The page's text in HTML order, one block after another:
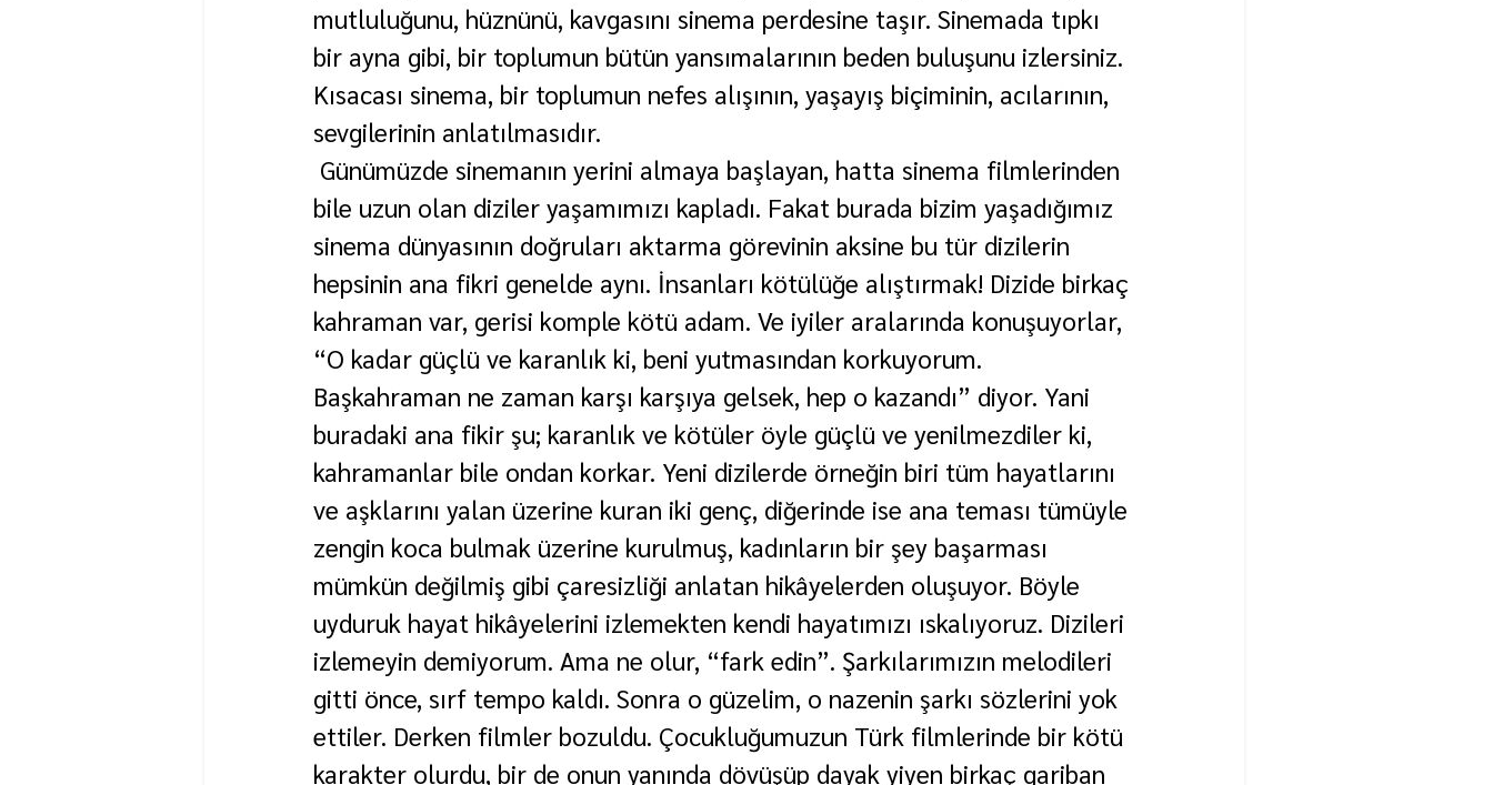
mutluluğunu, hüznünü, kavgasını sinema perdesine taşır. Sinemada tıpkı
bir ayna gibi, bir toplumun bütün yansımalarının beden buluşunu izlersiniz.
Kısacası sinema, bir toplumun nefes alışının, yaşayış biçiminin, acılarının,
sevgilerinin anlatılmasıdır.
Günümüzde sinemanın yerini almaya başlayan, hatta sinema filmlerinden
bile uzun olan diziler yaşamımızı kapladı. Fakat burada bizim yaşadığımız
sinema dünyasının doğruları aktarma görevinin aksine bu tür dizilerin
hepsinin ana fikri genelde aynı. İnsanları kötülüğe alıştırmak! Dizide birkaç
kahraman var, gerisi komple kötü adam. Ve iyiler aralarında konuşuyorlar,
“O kadar güçlü ve karanlık ki, beni yutmasından korkuyorum.
Başkahraman ne zaman karşı karşıya gelsek, hep o kazandı” diyor. Yani
buradaki ana fikir şu; karanlık ve kötüler öyle güçlü ve yenilmezdiler ki,
kahramanlar bile ondan korkar. Yeni dizilerde örneğin biri tüm hayatlarını
ve aşklarını yalan üzerine kuran iki genç, diğerinde ise ana teması tümüyle
zengin koca bulmak üzerine kurulmuş, kadınların bir şey başarması
mümkün değilmiş gibi çaresizliği anlatan hikâyelerden oluşuyor. Böyle
uyduruk hayat hikâyelerini izlemekten kendi hayatımızı ıskalıyoruz. Dizileri
izlemeyin demiyorum. Ama ne olur, “fark edin”. Şarkılarımızın melodileri
gitti önce, sırf tempo kaldı. Sonra o güzelim, o nazenin şarkı sözlerini yok
ettiler. Derken filmler bozuldu. Çocukluğumuzun Türk filmlerinde bir kötü
karakter olurdu, bir de onun yanında dövüşüp dayak yiyen birkaç gariban